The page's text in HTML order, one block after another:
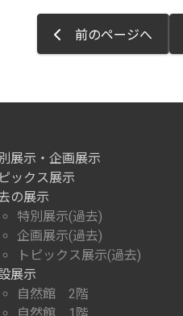
前のページへ
展示・企画展示
ックス展示
の展示
特別展示(過去)
企画展示(過去)
トピックス展示(過去)
展示
自然館 2階